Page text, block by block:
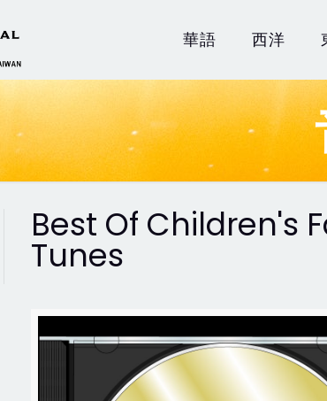
華語 西洋
Best Of Children's
Tunes